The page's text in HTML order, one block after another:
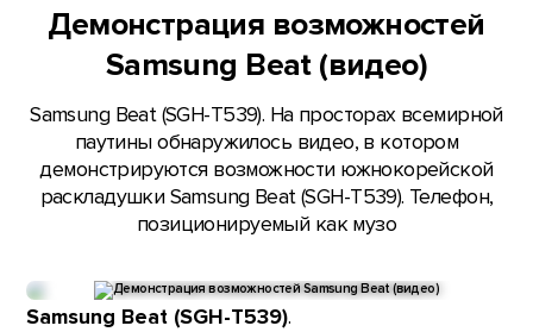
Демонстрация возможностей
Samsung Beat (видео)
Samsung Beat (SGH-T539). На просторах всемирной
паутины обнаружилось видео, в котором
демонстрируются возможности южнокорейской
раскладушки Samsung Beat (SGH-T539). Телефон,
позиционируемый как музо
Samsung Beat (SGH-T539).